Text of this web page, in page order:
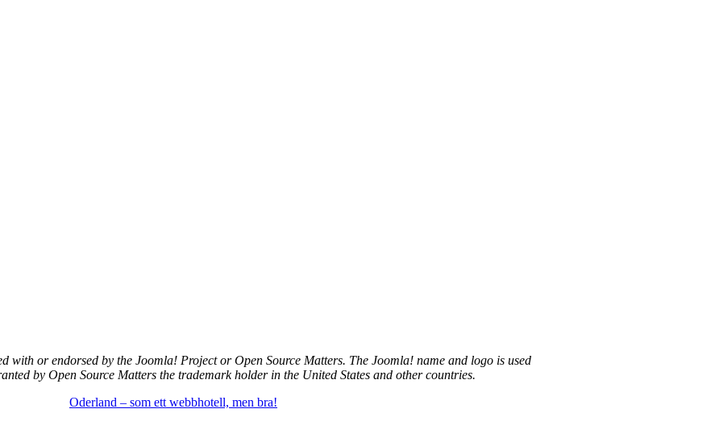
with or endorsed by the Joomla! Project or Open Source Matters. The Joomla! name and logo is used
by Open Source Matters the trademark holder in the United States and other countries.
Oderland – som ett webbhotell, men bra!